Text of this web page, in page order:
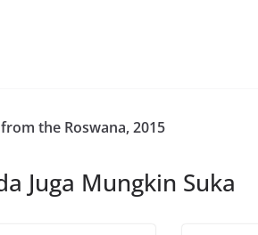
the Roswana, 2015
Juga Mungkin Suka